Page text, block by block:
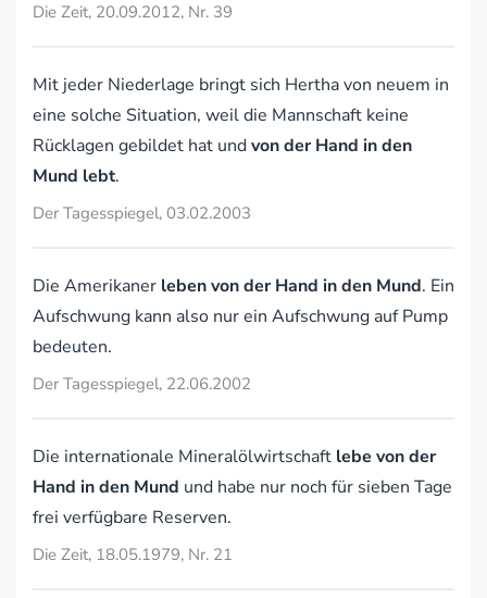
Die Zeit, 20.09.2012, Nr. 39
Mit jeder Niederlage bringt sich Hertha von neuem in
eine solche Situation, weil die Mannschaft keine
Rücklagen gebildet hat undvon der Hand in den
Mund lebt.
Der Tagesspiegel, 03.02.2003
Die Amerikaner leben von der Hand in den Mund. Ein
Aufschwung kann also nur ein Aufschwung auf Pump
bedeuten.
Der Tagesspiegel, 22.06.2002
Die internationale Mineralölwirtschaft lebe von der
Hand in den Mund und habe nur noch für sieben Tage
frei verfügbare Reserven.
Die Zeit, 18.05.1979, Nr. 21